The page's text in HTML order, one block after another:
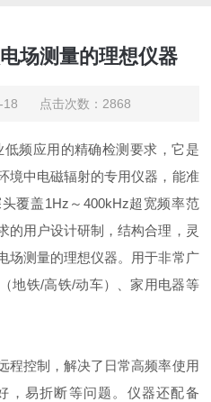
场测量的理想仪器
18 点击次数：2868
应用的精确检测要求，它是
境中电磁辐射的专用仪器，能准
覆盖1Hz～400kHz超宽频率范
的用户设计研制，结构合理，灵
场测量的理想仪器。用于非常广
地铁/高铁/动车）、家用电器等
控制，解决了日常高频率使用
，易折断等问题。仪器还配备